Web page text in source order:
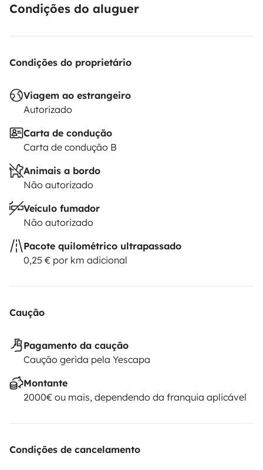
Condições do aluguer
Condições do proprietário
Viagem ao estrangeiro
Autorizado
Carta de condução
Carta de condução B
Animais a bordo
Não autorizado
Veículo fumador
Não autorizado
Pacote quilométrico ultrapassado
0,25 € por km adicional
Caução
Pagamento da caução
Caução gerida pela Yescapa
Montante
2000€ ou mais, dependendo da franquia aplicável
Condições de cancelamento